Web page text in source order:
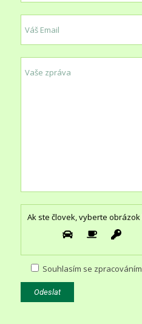
Ak ste človek, vyberte obrázok
Souhlasím se zpracováním